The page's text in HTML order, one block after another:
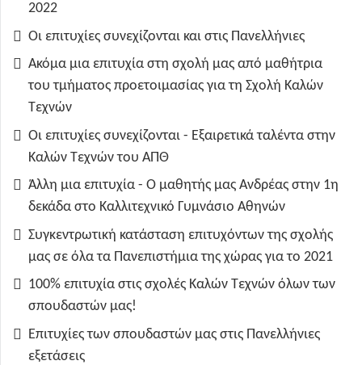
2022
Οι επιτυχίες συνεχίζονται και στις Πανελλήνιες
Ακόμα μια επιτυχία στη σχολή μας από μαθήτρια
του τμήματος προετοιμασίας για τη Σχολή Καλών
Τεχνών
Οι επιτυχίες συνεχίζονται - Εξαιρετικά ταλέντα στην
Καλών Τεχνών του ΑΠΘ
Άλλη μια επιτυχία - Ο μαθητής μας Ανδρέας στην 1η
δεκάδα στο Καλλιτεχνικό Γυμνάσιο Αθηνών
Συγκεντρωτική κατάσταση επιτυχόντων της σχολής
μας σε όλα τα Πανεπιστήμια της χώρας για το 2021
100% επιτυχία στις σχολές Καλών Τεχνών όλων των
σπουδαστών μας!
Επιτυχίες των σπουδαστών μας στις Πανελλήνιες
εξετάσεις